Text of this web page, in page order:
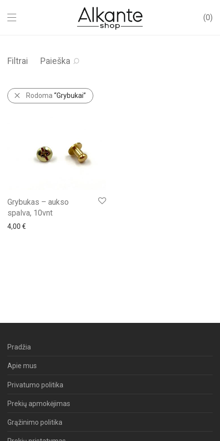
0
Filtrai Paieška
Rodoma “Grybukai”
Grybukas – aukso
spalva, 10vnt
4,00 €
Pradžia
Apie mus
Privatumo politika
Prekių apmokėjimas
Grąžinimo politika